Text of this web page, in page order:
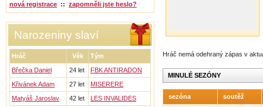
nová registrace :: zapomněli jste heslo?
Narozeniny slaví
Hráč Věk
Tým
Břečka Daniel
24 let
FBK ANTIRADON
Křivánek Adam
27 let
MISERERE
Matyáš Jaroslav
42 let LES INVALIDES
Hráč nemá odehraný zápas v
MINULÉ SEZÓNY
sezóna soutěž